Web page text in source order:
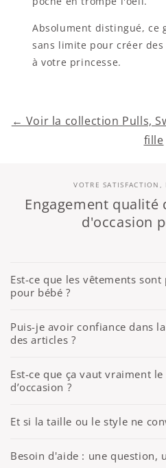
Absolument distingué, ce
sans limite pour créer
à votre princesse.
← Voir la collection Pulls,
fille
VOTRE SATISFACTION,
Engagement qualité
d'occasion
Est-ce que les vêtements
pour bébé ?
Puis-je avoir confiance dans
des articles ?
Est-ce que ça vaut vraiment le
d’occasion ?
Et si la taille ou le style ne
Besoin d'aide : une question,